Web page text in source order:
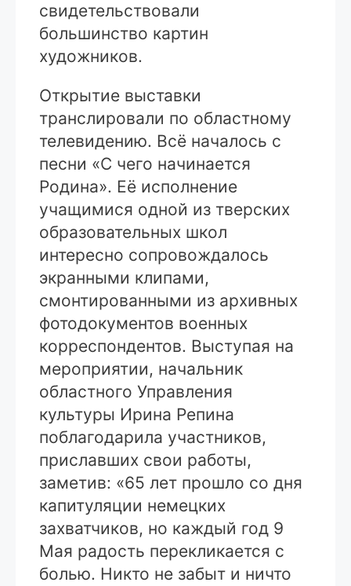
свидетельствовали
большинство картин
художников.
Открытие выставки
транслировали по областному
телевидению. Всё началось с
песни «С чего начинается
Родина». Её исполнение
учащимися одной из тверских
образовательных школ
интересно сопровождалось
экранными клипами,
смонтированными из архивных
фотодокументов военных
корреспондентов. Выступая на
мероприятии, начальник
областного Управления
культуры Ирина Репина
поблагодарила участников,
приславших свои работы,
заметив: «65 лет прошло со дня
капитуляции немецких
захватчиков, но каждый год 9
Мая радость перекликается с
болью. Никто не забыт и ничто